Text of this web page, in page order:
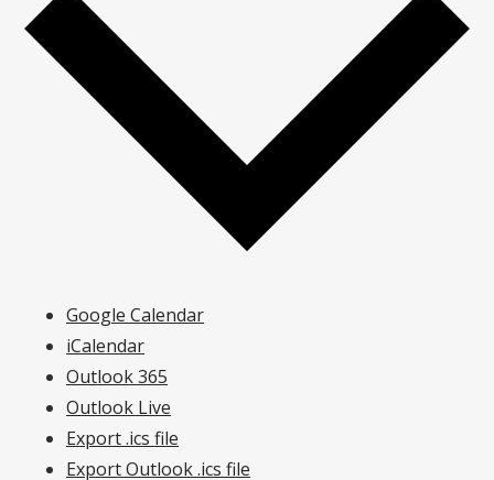
Google Calendar
iCalendar
Outlook 365
Outlook Live
Export .ics file
Export Outlook .ics file